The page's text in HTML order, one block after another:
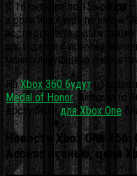
С 16 октября по 15 ноября
в роли инженера по имени
исследовательской
проходятся с
манипулирующего
НаXbox 360 будут
Medal of Honor: Airborne (с
доступны идля Xbox One
Новости Xbox One #56:
Access осенью, цена